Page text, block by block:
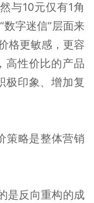
与10元仅有1角
数字迷信”层面来
格更敏感，更容
高性价比的产品
极印象、增加复
策略是整体营销
是反向重构的成